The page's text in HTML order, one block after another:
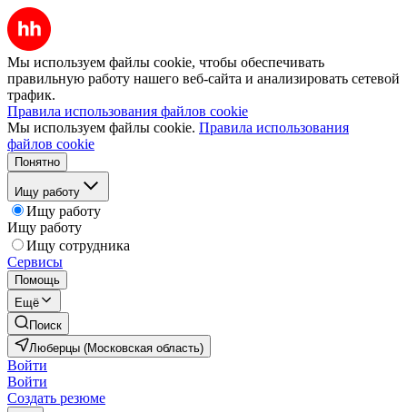
Мы используем файлы cookie, чтобы обеспечивать
правильную работу нашего веб-сайта и анализировать сетевой
трафик.
Правила использования файлов cookie
Мы используем файлы cookie. Правила использования
файлов cookie
Понятно
Ищу работу
Ищу работу
Ищу работу
Ищу сотрудника
Сервисы
Помощь
Ещё
Поиск
Люберцы (Московская область)
Войти
Войти
Создать резюме